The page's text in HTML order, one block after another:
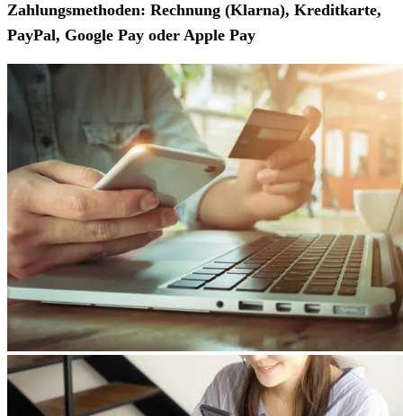
Zahlungsmethoden: Rechnung (Klarna), Kreditkarte,
PayPal, Google Pay oder Apple Pay